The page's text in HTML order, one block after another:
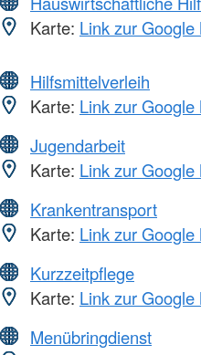
Karte: Link zur
Hilfsmittelverleih
Karte: Link zur
Jugendarbeit
Karte: Link zur
Krankentransport
Karte: Link zur
Kurzzeitpflege
Karte: Link zur
Menübringdienst